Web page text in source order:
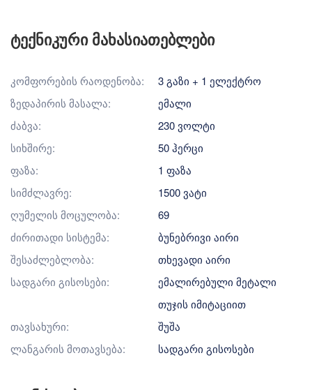
ტექნიკური მახასიათებლები
კომფორების რაოდენობა:
3 გაზი + 1 ელექტრო
ზედაპირის მასალა:
ემალი
ძაბვა:
230 ვოლტი
სიხშირე:
50 ჰერცი
ფაზა:
1 ფაზა
სიმძლავრე:
1500 ვატი
ღუმელის მოცულობა:
69
ძირითადი სისტემა:
ბუნებრივი აირი
შესაძლებლობა:
თხევადი აირი
სადგარი გისოსები:
ემალირებული მეტალი
თუჯის იმიტაციით
თავსახური:
შუშა
ლანგარის მოთავსება:
სადგარი გისოსები